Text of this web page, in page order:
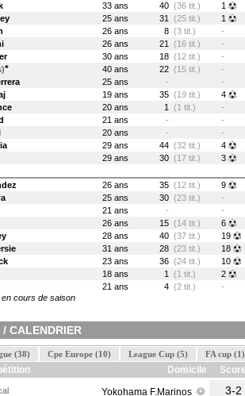
33 ans 40 (36 tit.)
1
25 ans 31 (25 tit.)
1
26 ans 8 (3 tit.)
-
26 ans 21 (16 tit.)
-
30 ans 18 (12 tit.)
-
* 40 ans 22 (15 tit.)
-
25 ans -
-
19 ans 35 (19 tit.)
4
20 ans 1 (1 tit.)
-
21 ans -
-
20 ans -
-
29 ans 44 (32 tit.)
4
29 ans 30 (17 tit.)
3
26 ans 35 (12 tit.)
9
25 ans 30 (23 tit.)
-
21 ans -
-
26 ans 15 (14 tit.)
6
28 ans 40 (37 tit.)
19
31 ans 28 (23 tit.)
18
23 ans 36 (24 tit.)
10
18 ans 1 (1 tit.)
2
21 ans 4 (2 tit.)
-
cours de saison
/ CALENDRIER
(38) Cpe Europe (10) League Cup (5) FA cup (1)
Domicile
Yokohama F.Marinos 3-2